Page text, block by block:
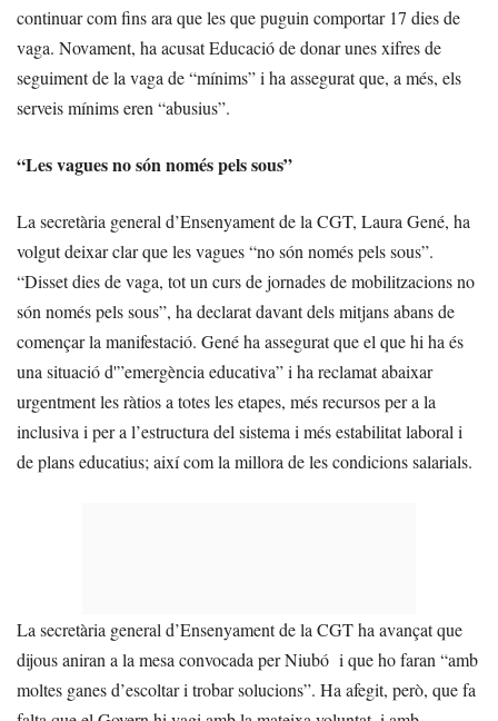
continuar com fins ara que les que puguin comportar 17 dies de
vaga. Novament, ha acusat Educació de donar unes xifres de
seguiment de la vaga de “mínims” i ha assegurat que, a més, els
serveis mínims eren “abusius”.
“Les vagues no són només pels sous”
La secretària general d’Ensenyament de la CGT, Laura Gené, ha
volgut deixar clar que les vagues “no són només pels sous”.
“Disset dies de vaga, tot un curs de jornades de mobilitzacions no
són només pels sous”, ha declarat davant dels mitjans abans de
començar la manifestació. Gené ha assegurat que el que hi ha és
una situació d'”emergència educativa” i ha reclamat abaixar
urgentment les ràtios a totes les etapes, més recursos per a la
inclusiva i per a l’estructura del sistema i més estabilitat laboral i
de plans educatius; així com la millora de les condicions salarials.
La secretària general d’Ensenyament de la CGT ha avançat que
dijous aniran a la mesa convocada per Niubó i que ho faran “amb
moltes ganes d’escoltar i trobar solucions”. Ha afegit, però, que fa